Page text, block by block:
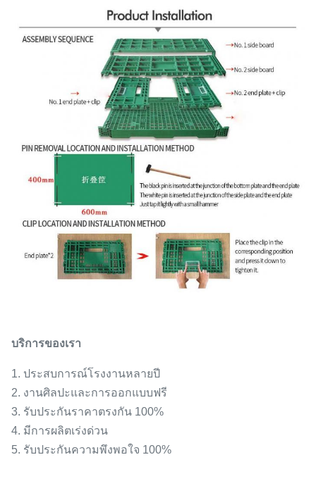
บริการของเรา
1. ประสบการณ์โรงงานหลายปี
2. งานศิลปะและการออกแบบฟรี
3. รับประกันราคาตรงกัน 100%
4. มีการผลิตเร่งด่วน
5. รับประกันความพึงพอใจ 100%